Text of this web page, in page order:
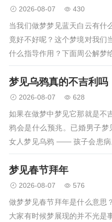
2026-08-07 430
当我们做梦梦见蓝天白云有什
竟好不好呢？这个梦境对我们
什么指导作用？下面周公解梦
回事和吉凶预兆解析。预示着
预示着你的恋情会受到家人…
梦见乌鸦真的不吉利吗
2026-08-07 628
如果在做梦中梦见它那就是不
鸦会是什么预兆。已婚男子
女人梦见乌鸦 —— 孩子会患
婚妻的不幸去世，未婚女子
有病的人。商人…
梦见春节拜年
2026-08-07 576
做梦梦见春节拜年是什么意思
大家有时候梦展现的并不光是